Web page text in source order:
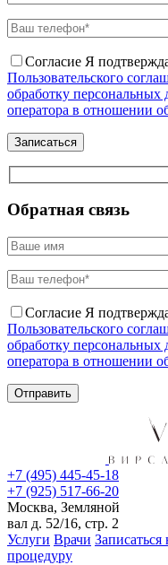
Согласие Я
Пользовательского
обработку персональных
оператора в отношении
Обратная связь
Согласие Я
Пользовательского
обработку персональных
оператора в отношении
+7 (495) 445-45-18
+7 (925) 517-66-20
Москва, Земляной
вал д. 52/16, стр. 2
Услуги Врачи Записаться
процедуру